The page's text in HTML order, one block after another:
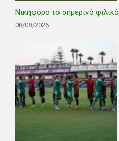
Νικηφόρο το σημερινό φιλικό
08/08/2026